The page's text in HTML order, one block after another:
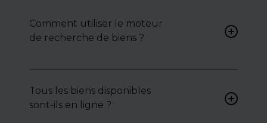
Comment utiliser le moteur
de recherche de biens ?
pour accéder à une liste de
biens ciblés.
Tous les biens disponibles
sont-ils en ligne ?